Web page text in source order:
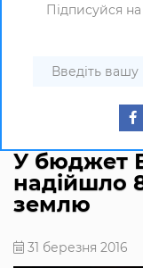
Підписуйся
У бюджет
надійшло
землю
31 березня 2016